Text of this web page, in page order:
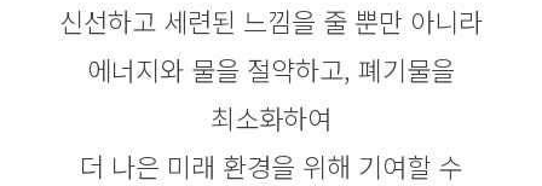
신선하고 세련된 느낌을 줄 뿐만 아니라
에너지와 물을 절약하고, 폐기물을
최소화하여
더 나은 미래 환경을 위해 기여할 수